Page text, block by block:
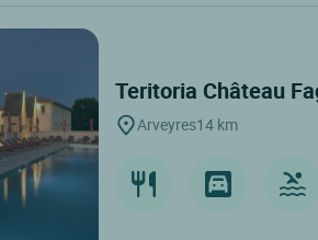
Teritoria Château
Arveyres14 km